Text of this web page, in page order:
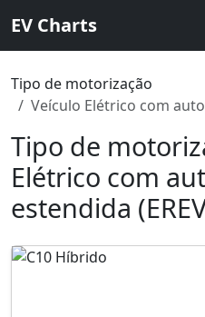
EV Charts
Tipo de motorização
Veículo Elétrico com
Tipo de
Elétrico com
estendida